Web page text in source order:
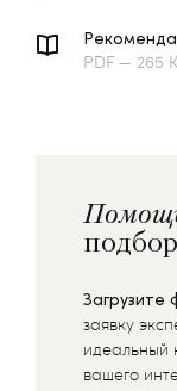
PDF — 265
заявку
идеальный
вашего